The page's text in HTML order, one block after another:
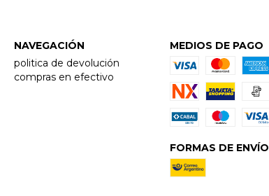
NAVEGACIÓN
politica de devolución
compras en efectivo
MEDIOS DE PAGO
FORMAS DE ENVÍO